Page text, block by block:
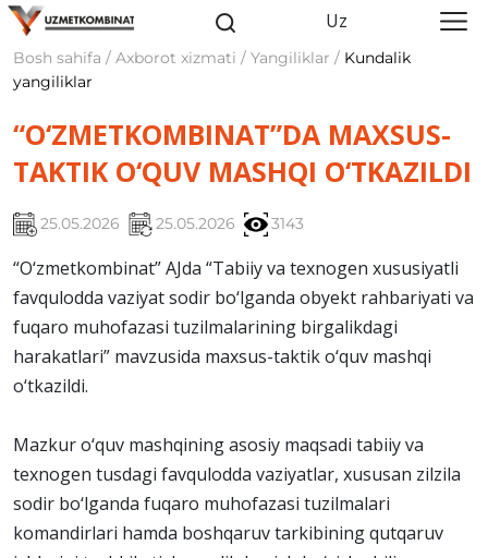
Uz
Bosh sahifa / Axborot xizmati / Yangiliklar / Kundalik
yangiliklar
“O‘ZMETKOMBINAT”DA MAXSUS-
TAKTIK O‘QUV MASHQI O‘TKAZILDI
25.05.2026 25.05.2026 3143
“O‘zmetkombinat” AJda “Tabiiy va texnogen xususiyatli
favqulodda vaziyat sodir bo‘lganda obyekt rahbariyati va
fuqaro muhofazasi tuzilmalarining birgalikdagi
harakatlari” mavzusida maxsus-taktik o‘quv mashqi
o‘tkazildi.
Mazkur o‘quv mashqining asosiy maqsadi tabiiy va
texnogen tusdagi favqulodda vaziyatlar, xususan zilzila
sodir bo‘lganda fuqaro muhofazasi tuzilmalari
komandirlari hamda boshqaruv tarkibining qutqaruv